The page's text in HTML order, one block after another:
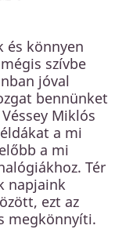
és könnyen
szívbe
jóval
bennünket
Miklós
a mi
a mi
Tér
napjaink
ezt az
megkönnyíti.